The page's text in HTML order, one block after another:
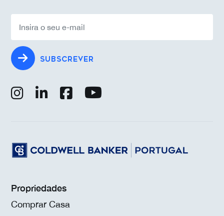
SUBSCREVER
Propriedades
Comprar Casa